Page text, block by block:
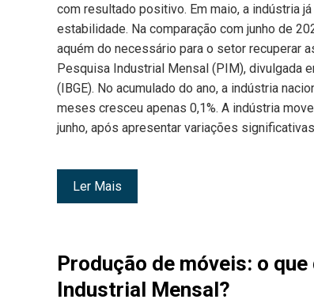
com resultado positivo. Em maio, a indústria
estabilidade. Na comparação com junho de
aquém do necessário para o setor recuperar
Pesquisa Industrial Mensal (PIM), divulgada
(IBGE). No acumulado do ano, a indústria
meses cresceu apenas 0,1%. A indústria
junho, após apresentar variações
Ler Mais
Produção de móveis: o
Industrial Mensal?